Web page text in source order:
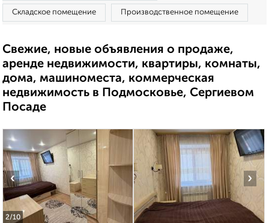
Складское помещение Производственное помещение
Свежие, новые объявления о продаже,
аренде недвижимости, квартиры, комнаты,
дома, машиноместа, коммерческая
недвижимость в Подмосковье, Сергиевом
Посаде
2/10
‹ ›